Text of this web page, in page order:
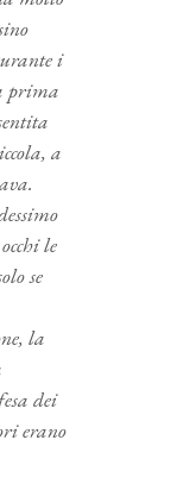
i
prima
a
le
se
la
dei
erano